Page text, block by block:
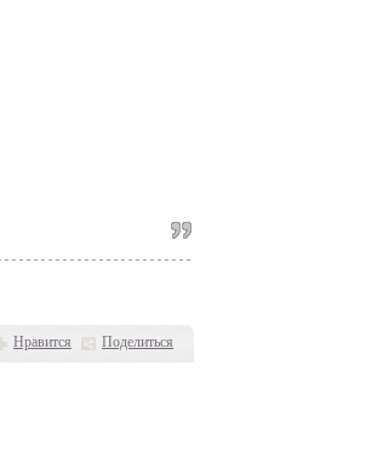
Нравится Поделиться